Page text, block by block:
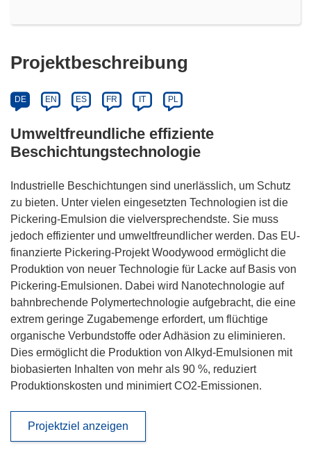
Projektbeschreibung
DE EN ES FR IT PL
Umweltfreundliche effiziente
Beschichtungstechnologie
Industrielle Beschichtungen sind unerlässlich, um Schutz
zu bieten. Unter vielen eingesetzten Technologien ist die
Pickering-Emulsion die vielversprechendste. Sie muss
jedoch effizienter und umweltfreundlicher werden. Das EU-
finanzierte Pickering-Projekt Woodywood ermöglicht die
Produktion von neuer Technologie für Lacke auf Basis von
Pickering-Emulsionen. Dabei wird Nanotechnologie auf
bahnbrechende Polymertechnologie aufgebracht, die eine
extrem geringe Zugabemenge erfordert, um flüchtige
organische Verbundstoffe oder Adhäsion zu eliminieren.
Dies ermöglicht die Produktion von Alkyd-Emulsionen mit
biobasierten Inhalten von mehr als 90 %, reduziert
Produktionskosten und minimiert CO2-Emissionen.
Projektziel anzeigen